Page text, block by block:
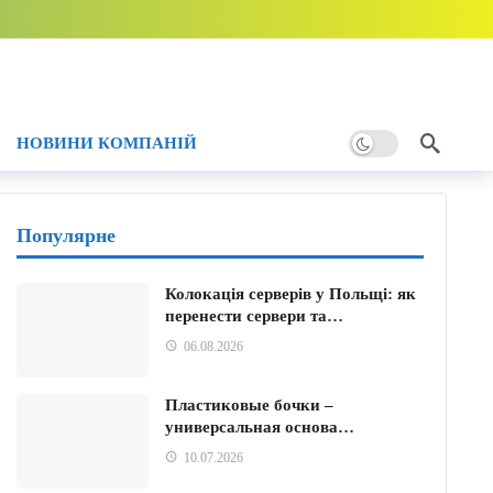
тому
НОВИНИ КОМПАНІЙ
Популярне
Колокація серверів у Польщі: як
перенести сервери та…
06.08.2026
Пластиковые бочки –
универсальная основа…
10.07.2026